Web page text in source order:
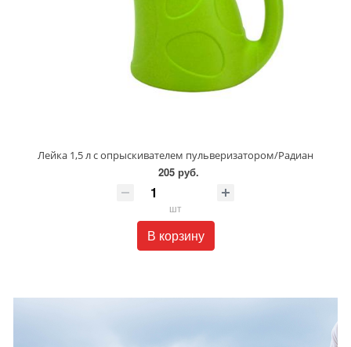
Лейка 1,5 л с опрыскивателем пульверизатором/Радиан
205 руб.
шт
В корзину